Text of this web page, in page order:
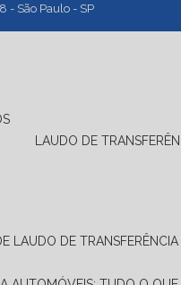
- São Paulo - SP
LAUDO DE
LAUDO DE